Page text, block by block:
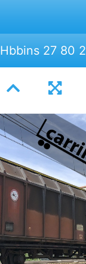
Hbbins 27 80 2470 022-3 | Transwaggon